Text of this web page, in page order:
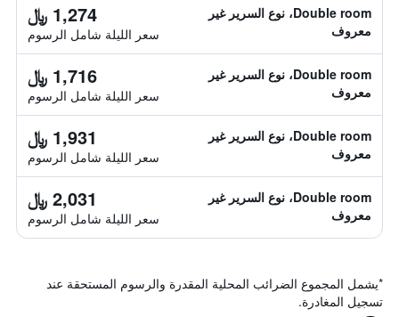
Double room، نوع السرير غير
معروف
1,274 ﷼
سعر الليلة شامل الرسوم
Double room، نوع السرير غير
معروف
1,716 ﷼
سعر الليلة شامل الرسوم
Double room، نوع السرير غير
معروف
1,931 ﷼
سعر الليلة شامل الرسوم
Double room، نوع السرير غير
معروف
2,031 ﷼
سعر الليلة شامل الرسوم
*يشمل المجموع الضرائب المحلية المقدرة والرسوم المستحقة عند
تسجيل المغادرة.